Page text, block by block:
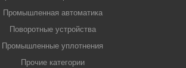
Промышленная автоматика
Поворотные устройства
Промышленные уплотнения
Прочие категории